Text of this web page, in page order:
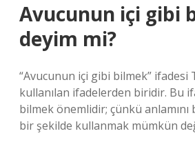
Avucunun içi gibi
deyim mi?
“Avucunun içi gibi bilmek” ifadesi
kullanılan ifadelerden biridir. Bu
bilmek önemlidir; çünkü
bir şekilde kullanmak mümkün